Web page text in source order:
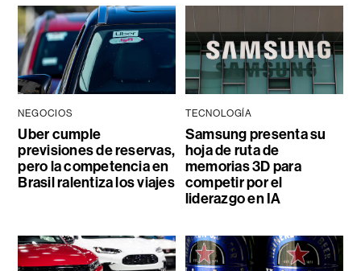
NEGOCIOS
Uber cumple
previsiones de reservas,
pero la competencia en
Brasil ralentiza los viajes
TECNOLOGÍA
Samsung presenta su
hoja de ruta de
memorias 3D para
competir por el
liderazgo en IA